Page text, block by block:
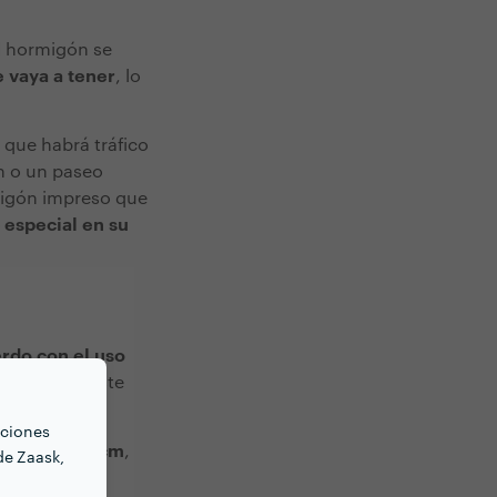
Zaask,
hormigón se
vaya a tener, lo
que habrá tráfico
o un paseo
impreso que
en su
con el uso
en el coste
de 10 cm,